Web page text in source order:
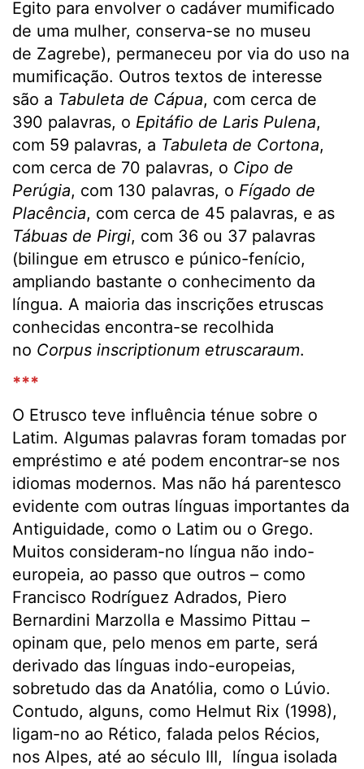
Egito para envolver o cadáver mumificado
de uma mulher, conserva-se no museu
de Zagrebe), permaneceu por via do uso na
mumificação. Outros textos de interesse
são a Tabuleta de Cápua, com cerca de
390 palavras, o Epitáfio de Laris Pulena,
com 59 palavras, a Tabuleta de Cortona,
com cerca de 70 palavras, o Cipo de
Perúgia, com 130 palavras, o Fígado de
Placência, com cerca de 45 palavras, e as
Tábuas de Pirgi, com 36 ou 37 palavras
(bilingue em etrusco e púnico-fenício,
ampliando bastante o conhecimento da
língua. A maioria das inscrições etruscas
conhecidas encontra-se recolhida
no Corpus inscriptionum etruscaraum.
***
O Etrusco teve influência ténue sobre o
Latim. Algumas palavras foram tomadas por
empréstimo e até podem encontrar-se nos
idiomas modernos. Mas não há parentesco
evidente com outras línguas importantes da
Antiguidade, como o Latim ou o Grego.
Muitos consideram-no língua não indo-
europeia, ao passo que outros – como
Francisco Rodríguez Adrados, Piero
Bernardini Marzolla e Massimo Pittau –
opinam que, pelo menos em parte, será
derivado das línguas indo-europeias,
sobretudo das da Anatólia, como o Lúvio.
Contudo, alguns, como Helmut Rix (1998),
ligam-no ao Rético, falada pelos Récios,
nos Alpes, até ao século III, língua isolada